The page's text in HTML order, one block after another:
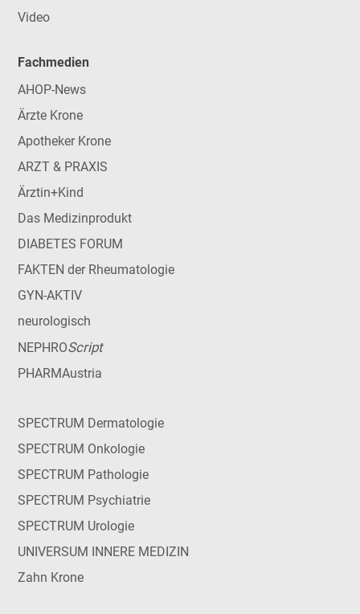
Video
Fachmedien
AHOP-News
Ärzte Krone
Apotheker Krone
ARZT & PRAXIS
Ärztin+Kind
Das Medizinprodukt
DIABETES FORUM
FAKTEN der Rheumatologie
GYN-AKTIV
neurologisch
NEPHROScript
PHARMAustria
SPECTRUM Dermatologie
SPECTRUM Onkologie
SPECTRUM Pathologie
SPECTRUM Psychiatrie
SPECTRUM Urologie
UNIVERSUM INNERE MEDIZIN
Zahn Krone